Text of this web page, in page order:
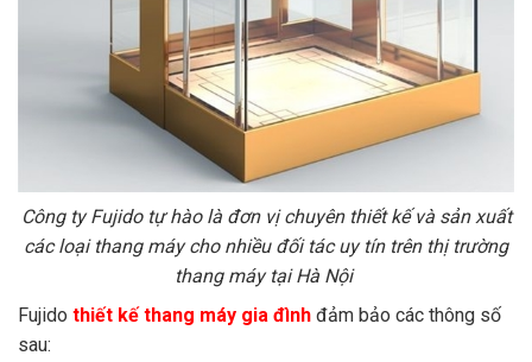
Công ty Fujido tự hào là đơn vị chuyên thiết kế và sản xuất
các loại thang máy cho nhiều đối tác uy tín trên thị trường
thang máy tại Hà Nội
Fujido thiết kế thang máy gia đình đảm bảo các thông số
sau: